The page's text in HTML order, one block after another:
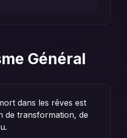
Général
dans les rêves est
de transformation, de